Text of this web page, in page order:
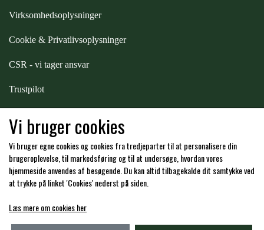
Virksomhedsoplysninger
Cookie & Privatlivsoplysninger
CSR - vi tager ansvar
Trustpilot
Hos os kan du betale med:
Vi bruger cookies
Vi bruger egne cookies og cookies fra tredjeparter til at personalisere din
brugeroplevelse, til markedsføring og til at undersøge, hvordan vores
hjemmeside anvendes af besøgende. Du kan altid tilbagekalde dit samtykke ved
at trykke på linket 'Cookies' nederst på siden.
Læs mere om cookies her